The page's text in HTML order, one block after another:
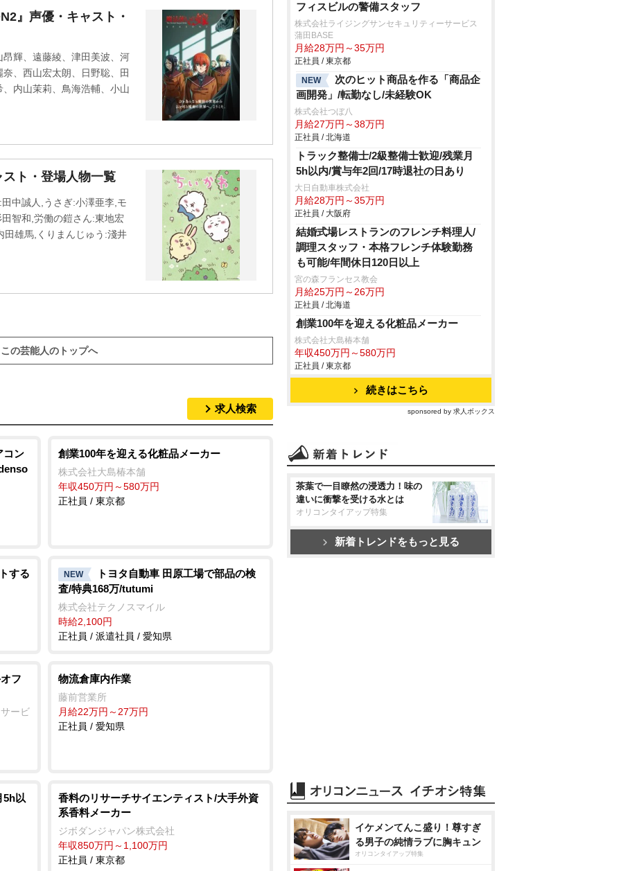
』声優・キャスト・
輝、遠藤綾、津田美波、河
、西山宏太朗、日野聡、田
内山茉莉、鳥海浩輔、小山
ト・登場人物一覧
中誠人,うさぎ:小澤亜李,モ
智和,労働の鎧さん:東地宏
田雄馬,くりまんじゅう:淺井
この芸能人のトップへ
求人検索
コン
創業100年を迎える化粧品メーカー
株式会社大島椿本舗
年収450万円～580万円
正社員 / 東京都
する NEW
トヨタ自動車 田原工場で部品の検
査/特典168万/tutumi
株式会社テクノスマイル
時給2,100円
正社員 / 派遣社員 / 愛知県
フ
ービ
物流倉庫内作業
藤前営業所
月給22万円～27万円
正社員 / 愛知県
5h以
香料のリサーチサイエンティスト/大手外資
系香料メーカー
ジボダンジャパン株式会社
年収850万円～1,100万円
正社員 / 東京都
フィスビルの警備スタッフ
株式会社ライジングサンセキュリティーサービス
蒲田BASE
月給28万円～35万円
正社員 / 東京都
NEW
次のヒット商品を作る「商品企
画開発」/転勤なし/未経験OK
株式会社つぼ八
月給27万円～38万円
正社員 / 北海道
トラック整備士/2級整備士歓迎/残業月
5h以内/賞与年2回/17時退社の日あり
大日自動車株式会社
月給28万円～35万円
正社員 / 大阪府
結婚式場レストランのフレンチ料理人/
調理スタッフ・本格フレンチ体験勤務
も可能/年間休日120日以上
宮の森フランセス教会
月給25万円～26万円
正社員 / 北海道
創業100年を迎える化粧品メーカー
株式会社大島椿本舗
年収450万円～580万円
正社員 / 東京都
続きはこちら
sponsored by 求人ボックス
茶葉で一目瞭然の浸透力！味の
違いに衝撃を受ける水とは
オリコンタイアップ特集
新着トレンドをもっと見る
イケメンてんこ盛り！尊すぎ
る男子の純情ラブに胸キュン
オリコンタイアップ特集